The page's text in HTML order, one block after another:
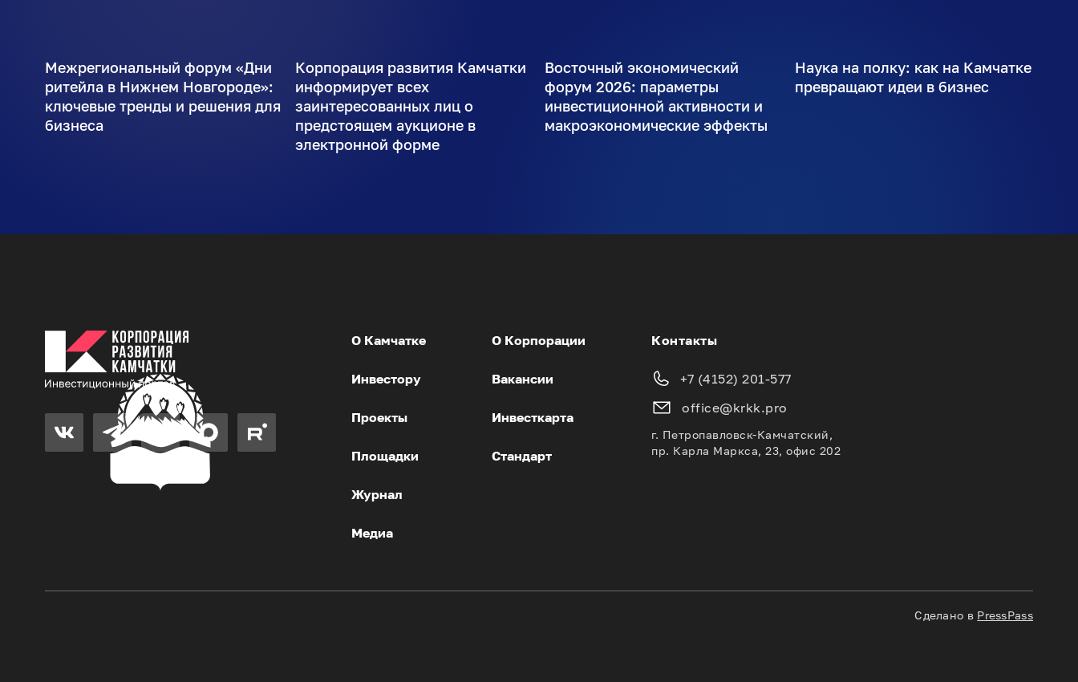
Межрегиональный форум «Дни
ритейла в Нижнем Новгороде»:
ключевые тренды и решения для
бизнеса
Корпорация развития Камчатки
информирует всех
заинтересованных лиц о
предстоящем аукционе в
электронной форме
Восточный экономический
форум 2026: параметры
инвестиционной активности и
макроэкономические эффекты
Наука на полку: как на Камчатке
превращают идеи в бизнес
О Камчатке
Инвестору
Проекты
Площадки
Журнал
Медиа
О Корпорации
Вакансии
Инвесткарта
Стандарт
Контакты
+7 (4152) 201-577
office@krkk.pro
г. Петропавловск-Камчатский,
пр. Карла Маркса, 23, офис 202
Сделано в PressPass